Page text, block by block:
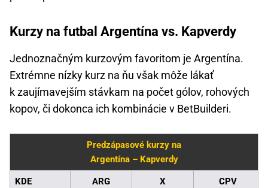
Kurzy na futbal Argentína vs. Kapverdy
Jednoznačným kurzovým favoritom je Argentína.
Extrémne nízky kurz na ňu však môže lákať
k zaujímavejším stávkam na počet gólov, rohových
kopov, či dokonca ich kombinácie v BetBuilderi.
Predzápasové kurzy na
Argentína – Kapverdy
KDE ARG X CPV